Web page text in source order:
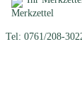
Tel: 0761/208-